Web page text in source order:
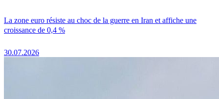
La zone euro résiste au choc de la guerre en Iran et affiche une
croissance de 0,4 %
30.07.2026